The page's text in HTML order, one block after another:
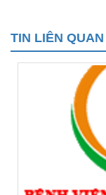
TIN LIÊN QUAN